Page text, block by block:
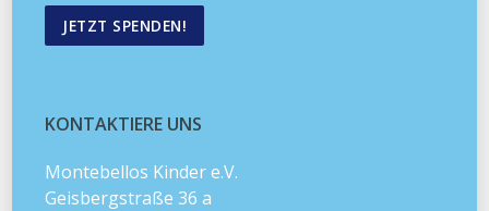
JETZT SPENDEN!
KONTAKTIERE UNS
Montebellos Kinder e.V.
Geisbergstraße 36 a